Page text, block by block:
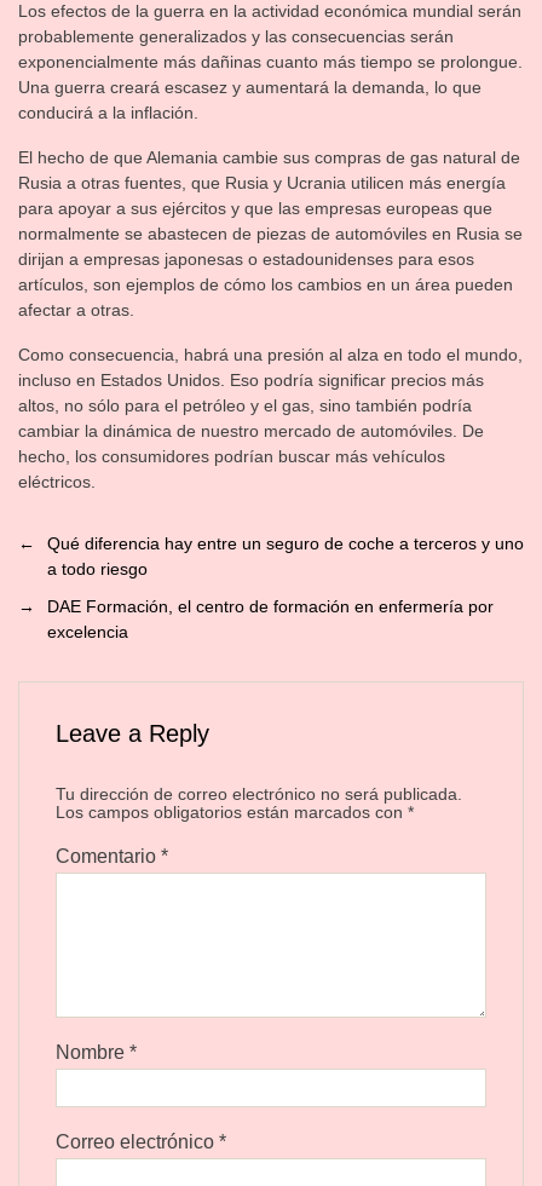
Los efectos de la guerra en la actividad económica mundial serán
probablemente generalizados y las consecuencias serán
exponencialmente más dañinas cuanto más tiempo se prolongue.
Una guerra creará escasez y aumentará la demanda, lo que
conducirá a la inflación.
El hecho de que Alemania cambie sus compras de gas natural de
Rusia a otras fuentes, que Rusia y Ucrania utilicen más energía
para apoyar a sus ejércitos y que las empresas europeas que
normalmente se abastecen de piezas de automóviles en Rusia se
dirijan a empresas japonesas o estadounidenses para esos
artículos, son ejemplos de cómo los cambios en un área pueden
afectar a otras.
Como consecuencia, habrá una presión al alza en todo el mundo,
incluso en Estados Unidos. Eso podría significar precios más
altos, no sólo para el petróleo y el gas, sino también podría
cambiar la dinámica de nuestro mercado de automóviles. De
hecho, los consumidores podrían buscar más vehículos
eléctricos.
←
Qué diferencia hay entre un seguro de coche a terceros y uno
a todo riesgo
→
DAE Formación, el centro de formación en enfermería por
excelencia
Leave a Reply
Tu dirección de correo electrónico no será publicada.
Los campos obligatorios están marcados con *
Comentario *
Nombre *
Correo electrónico *